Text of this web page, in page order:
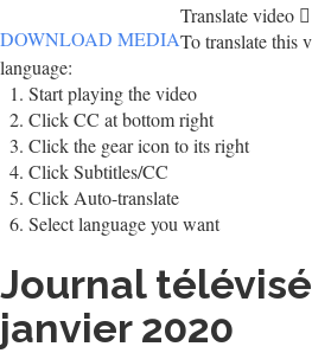
DOWNLOAD MEDIA
Translate video
To translate this
language:
Start playing the video
Click CC at bottom right
Click the gear icon to its right
Click Subtitles/CC
Click Auto-translate
Select language you want
Journal
janvier 2020